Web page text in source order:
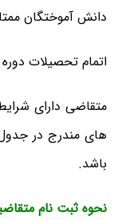
دانش آموختگان
اتمام تحصیلات دوره
های مندرج در
باشد.
نحوه ثبت نام